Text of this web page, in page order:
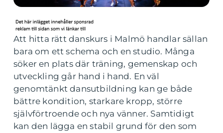
Att hitta rätt danskurs i Malmö handlar sällan
bara om ett schema och en studio. Många
söker en plats där träning, gemenskap och
utveckling går hand i hand. En väl
genomtänkt dansutbildning kan ge både
bättre kondition, starkare kropp, större
självförtroende och nya vänner. Samtidigt
kan den lägga en stabil grund för den som